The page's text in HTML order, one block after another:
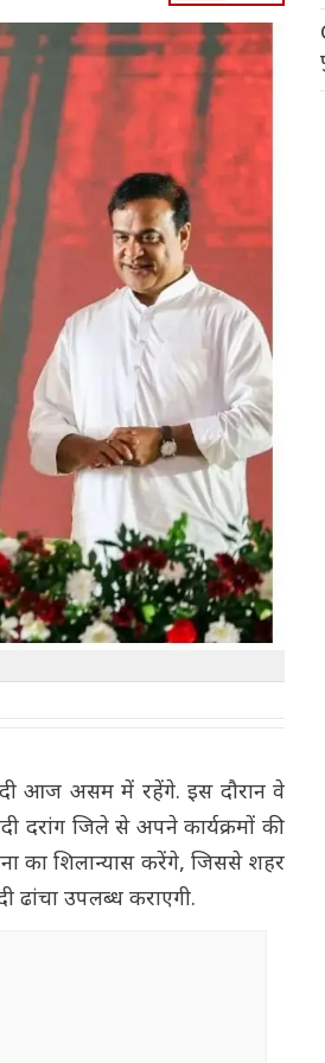
मोदी आज असम में रहेंगे. इस दौरान वे
दरांग जिले से अपने कार्यक्रमों की
का शिलान्यास करेंगे, जिससे शहर
ढांचा उपलब्ध कराएगी.